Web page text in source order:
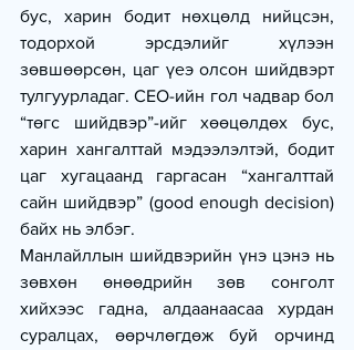
бус, харин бодит нөхцөлд нийцсэн,
тодорхой эрсдэлийг хүлээн
зөвшөөрсөн, цаг үеэ олсон шийдвэрт
тулгуурладаг. CEO-ийн гол чадвар бол
“төгс шийдвэр”-ийг хөөцөлдөх бус,
харин хангалттай мэдээлэлтэй, бодит
цаг хугацаанд гаргасан “хангалттай
сайн шийдвэр” (good enough decision)
байх нь элбэг.
Манлайллын шийдвэрийн үнэ цэнэ нь
зөвхөн өнөөдрийн зөв сонголт
хийхээс гадна, алдаанаасаа хурдан
суралцах, өөрчлөгдөж буй орчинд